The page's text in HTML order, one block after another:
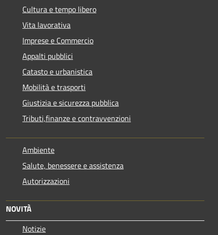
Cultura e tempo libero
Vita lavorativa
Imprese e Commercio
Appalti pubblici
Catasto e urbanistica
Mobilità e trasporti
Giustizia e sicurezza pubblica
Tributi,finanze e contravvenzioni
Ambiente
Salute, benessere e assistenza
Autorizzazioni
NOVITÀ
Notizie